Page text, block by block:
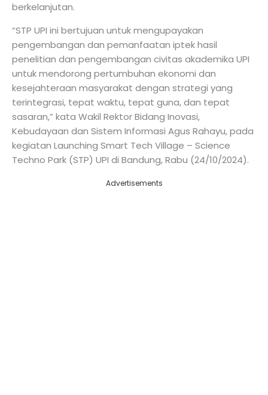
berkelanjutan.
“STP UPI ini bertujuan untuk mengupayakan
pengembangan dan pemanfaatan iptek hasil
penelitian dan pengembangan civitas akademika UPI
untuk mendorong pertumbuhan ekonomi dan
kesejahteraan masyarakat dengan strategi yang
terintegrasi, tepat waktu, tepat guna, dan tepat
sasaran,” kata Wakil Rektor Bidang Inovasi,
Kebudayaan dan Sistem Informasi Agus Rahayu, pada
kegiatan Launching Smart Tech Village – Science
Techno Park (STP) UPI di Bandung, Rabu (24/10/2024).
Advertisements